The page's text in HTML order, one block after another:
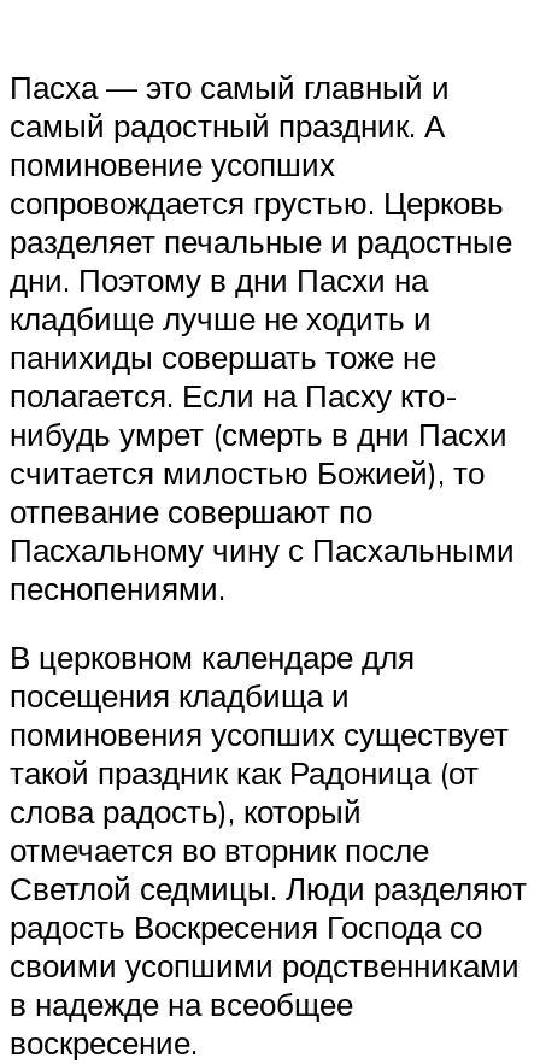
Пасха — это самый главный и
самый радостный праздник. А
поминовение усопших
сопровождается грустью. Церковь
разделяет печальные и радостные
дни. Поэтому в дни Пасхи на
кладбище лучше не ходить и
панихиды совершать тоже не
полагается. Если на Пасху кто-
нибудь умрет (смерть в дни Пасхи
считается милостью Божией), то
отпевание совершают по
Пасхальному чину с Пасхальными
песнопениями.
В церковном календаре для
посещения кладбища и
поминовения усопших существует
такой праздник как Радоница (от
слова радость), который
отмечается во вторник после
Светлой седмицы. Люди разделяют
радость Воскресения Господа со
своими усопшими родственниками
в надежде на всеобщее
воскресение.